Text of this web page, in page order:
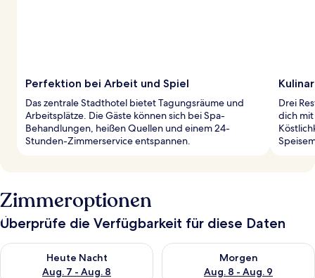
Perfektion bei Arbeit und Spiel
Das zentrale Stadthotel bietet Tagungsräume und
Arbeitsplätze. Die Gäste können sich bei Spa-
Behandlungen, heißen Quellen und einem 24-
Stunden-Zimmerservice entspannen.
Drei
dich mit
Zimmeroptionen
Überprüfe die Verfügbarkeit für diese Daten
Heute Nacht
Aug. 7 - Aug. 8
Überprüfe die Verfügbarkeit für heute Nacht, Aug. 7 - Aug. 8.
Morgen
Aug. 8 - Aug. 9
Überprüfe die Verfügbarkeit